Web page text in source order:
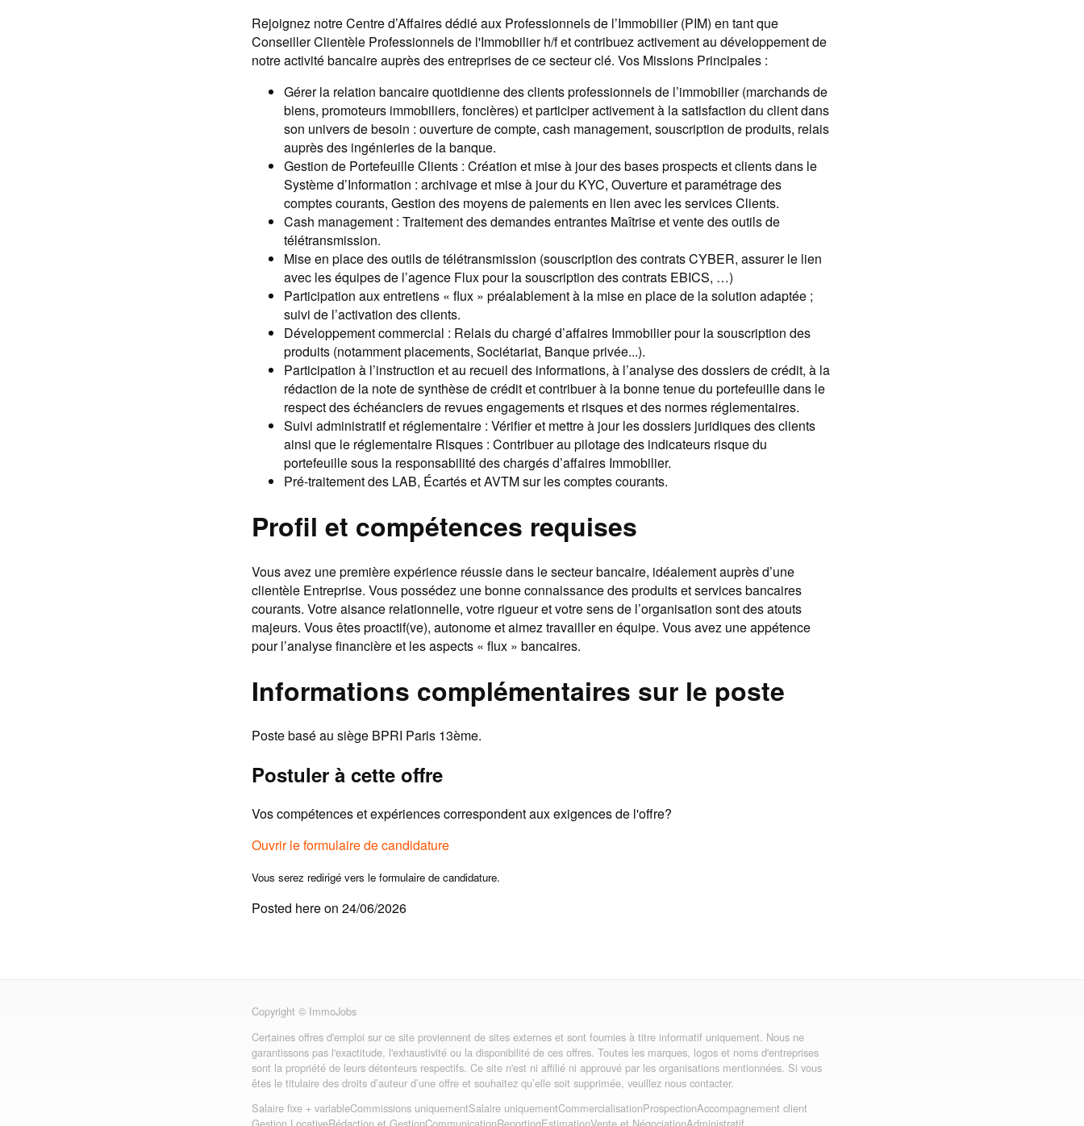
Rejoignez notre Centre d’Affaires dédié aux Professionnels de l’Immobilier (PIM) en tant que
Conseiller Clientèle Professionnels de l'Immobilier h/f et contribuez activement au développement de
notre activité bancaire auprès des entreprises de ce secteur clé. Vos Missions Principales :
Gérer la relation bancaire quotidienne des clients professionnels de l’immobilier (marchands de
biens, promoteurs immobiliers, foncières) et participer activement à la satisfaction du client dans
son univers de besoin : ouverture de compte, cash management, souscription de produits, relais
auprès des ingénieries de la banque.
Gestion de Portefeuille Clients : Création et mise à jour des bases prospects et clients dans le
Système d’Information : archivage et mise à jour du KYC, Ouverture et paramétrage des
comptes courants, Gestion des moyens de paiements en lien avec les services Clients.
Cash management : Traitement des demandes entrantes Maîtrise et vente des outils de
télétransmission.
Mise en place des outils de télétransmission (souscription des contrats CYBER, assurer le lien
avec les équipes de l’agence Flux pour la souscription des contrats EBICS, …)
Participation aux entretiens « flux » préalablement à la mise en place de la solution adaptée ;
suivi de l’activation des clients.
Développement commercial : Relais du chargé d’affaires Immobilier pour la souscription des
produits (notamment placements, Sociétariat, Banque privée...).
Participation à l’instruction et au recueil des informations, à l’analyse des dossiers de crédit, à la
rédaction de la note de synthèse de crédit et contribuer à la bonne tenue du portefeuille dans le
respect des échéanciers de revues engagements et risques et des normes réglementaires.
Suivi administratif et réglementaire : Vérifier et mettre à jour les dossiers juridiques des clients
ainsi que le réglementaire Risques : Contribuer au pilotage des indicateurs risque du
portefeuille sous la responsabilité des chargés d’affaires Immobilier.
Pré-traitement des LAB, Écartés et AVTM sur les comptes courants.
Profil et compétences requises
Vous avez une première expérience réussie dans le secteur bancaire, idéalement auprès d’une
clientèle Entreprise. Vous possédez une bonne connaissance des produits et services bancaires
courants. Votre aisance relationnelle, votre rigueur et votre sens de l’organisation sont des atouts
majeurs. Vous êtes proactif(ve), autonome et aimez travailler en équipe. Vous avez une appétence
pour l’analyse financière et les aspects « flux » bancaires.
Informations complémentaires sur le poste
Poste basé au siège BPRI Paris 13ème.
Postuler à cette offre
Vos compétences et expériences correspondent aux exigences de l'offre?
Ouvrir le formulaire de candidature
Vous serez redirigé vers le formulaire de candidature.
Posted here on 24/06/2026
Copyright © ImmoJobs
Certaines offres d'emploi sur ce site proviennent de sites externes et sont fournies à titre informatif uniquement. Nous ne
garantissons pas l'exactitude, l'exhaustivité ou la disponibilité de ces offres. Toutes les marques, logos et noms d'entreprises
sont la propriété de leurs détenteurs respectifs. Ce site n'est ni affilié ni approuvé par les organisations mentionnées. Si vous
êtes le titulaire des droits d’auteur d’une offre et souhaitez qu’elle soit supprimée, veuillez nous contacter.
Salaire fixe + variableCommissions uniquementSalaire uniquementCommercialisationProspectionAccompagnement client